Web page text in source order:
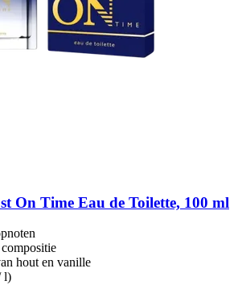
On Time Eau de Toilette, 100 ml
hout en vanille
l)